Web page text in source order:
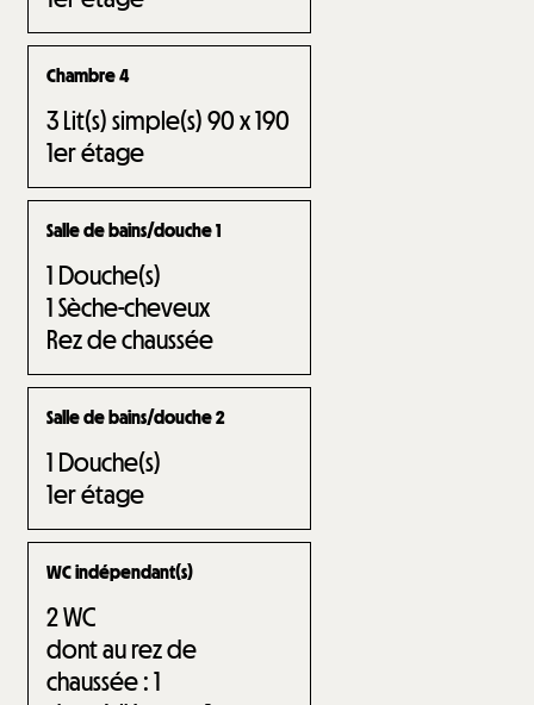
Chambre 4
3Lit(s) simple(s) 90 x 190
1er étage
Salle de bains/douche 1
1 Douche(s)
1Sèche-cheveux
Rez de chaussée
Salle de bains/douche 2
1 Douche(s)
1er étage
WC indépendant(s)
2WC
dont au rez de
chaussée :1